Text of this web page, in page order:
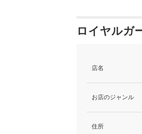
ロイヤルガ
店名
お店のジャンル
住所